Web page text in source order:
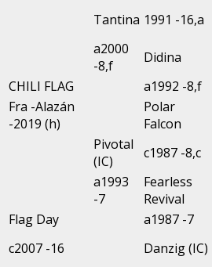
Tantina 1991 -16,a
a2000
-8,f
Didina
CHILI FLAG
a1992 -8,f
Fra -Alazán
-2019 (h)
Polar
Falcon
Pivotal
(IC)
c1987 -8,c
a1993
-7
Fearless
Revival
Flag Day
a1987 -7
c2007 -16
Danzig (IC)